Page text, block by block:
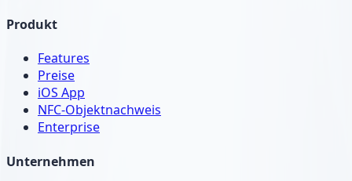
Produkt
Features
Preise
iOS App
NFC-Objektnachweis
Enterprise
Unternehmen